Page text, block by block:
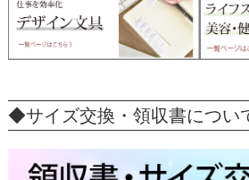
◆サイズ交換・領収書につい